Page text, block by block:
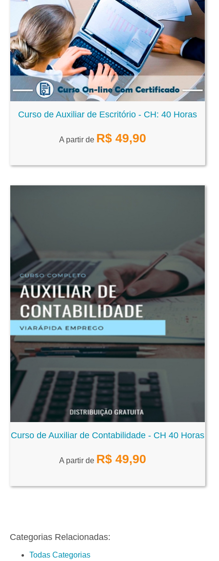
Curso de Auxiliar de Escritório - CH: 40 Horas
A partir de R$ 49,90
Curso de Auxiliar de Contabilidade - CH 40 Horas
A partir de R$ 49,90
Categorias Relacionadas:
Todas Categorias